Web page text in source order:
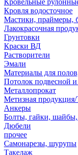
Кровельные
Кровля водосточное
Мастики, праймеры,
Лакокрасочная
Грунтовки
Краски ВД
Растворители
Эмали
Материалы для
Потолок подвесной
Металлопрокат
Метизная
Анкеры
Болты, гайки,
Дюбели
прочее
Самонарезы, шурупы
Такелаж